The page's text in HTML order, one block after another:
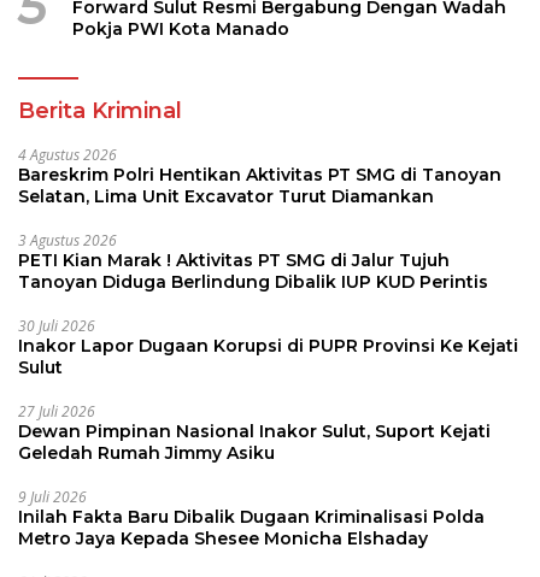
Forward Sulut Resmi Bergabung Dengan Wadah
Pokja PWI Kota Manado
Berita Kriminal
4 Agustus 2026
Bareskrim Polri Hentikan Aktivitas PT SMG di Tanoyan
Selatan, Lima Unit Excavator Turut Diamankan
3 Agustus 2026
PETI Kian Marak ! Aktivitas PT SMG di Jalur Tujuh
Tanoyan Diduga Berlindung Dibalik IUP KUD Perintis
30 Juli 2026
Inakor Lapor Dugaan Korupsi di PUPR Provinsi Ke Kejati
Sulut
27 Juli 2026
Dewan Pimpinan Nasional Inakor Sulut, Suport Kejati
Geledah Rumah Jimmy Asiku
9 Juli 2026
Inilah Fakta Baru Dibalik Dugaan Kriminalisasi Polda
Metro Jaya Kepada Shesee Monicha Elshaday